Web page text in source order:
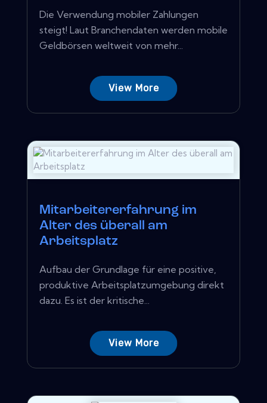
Die Verwendung mobiler Zahlungen
steigt! Laut Branchendaten werden mobile
Geldbörsen weltweit von mehr...
View More
Mitarbeitererfahrung im
Alter des überall am
Arbeitsplatz
Aufbau der Grundlage für eine positive,
produktive Arbeitsplatzumgebung direkt
dazu. Es ist der kritische...
View More